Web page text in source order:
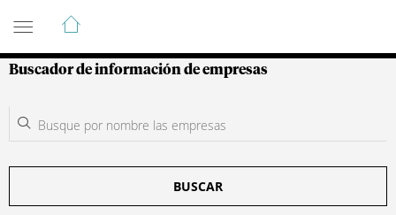
Guía de Empresas Colombianas
Buscador de información de empresas
BUSCAR